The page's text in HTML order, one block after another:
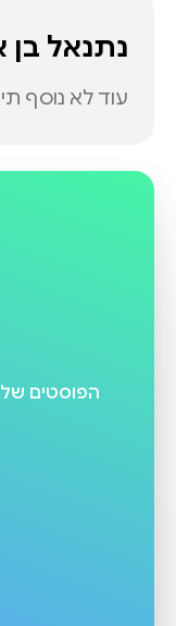
נתנאל בן
עוד לא נוסף
הפוסטים של